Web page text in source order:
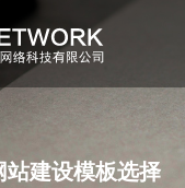
站建设模板选择